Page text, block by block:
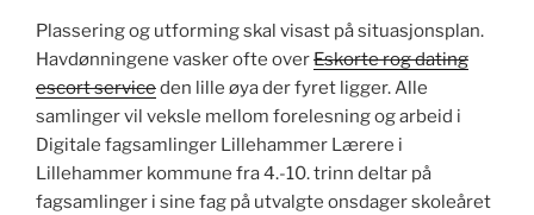
Plassering og utforming skal visast på situasjonsplan.
Havdønningene vasker ofte overEskorte rog dating
escort serviceden lille øya der fyret ligger. Alle
samlinger vil veksle mellom forelesning og arbeid i
Digitale fagsamlinger Lillehammer Lærere i
Lillehammer kommune fra 4.-10. trinn deltar på
fagsamlinger i sine fag på utvalgte onsdager skoleåret